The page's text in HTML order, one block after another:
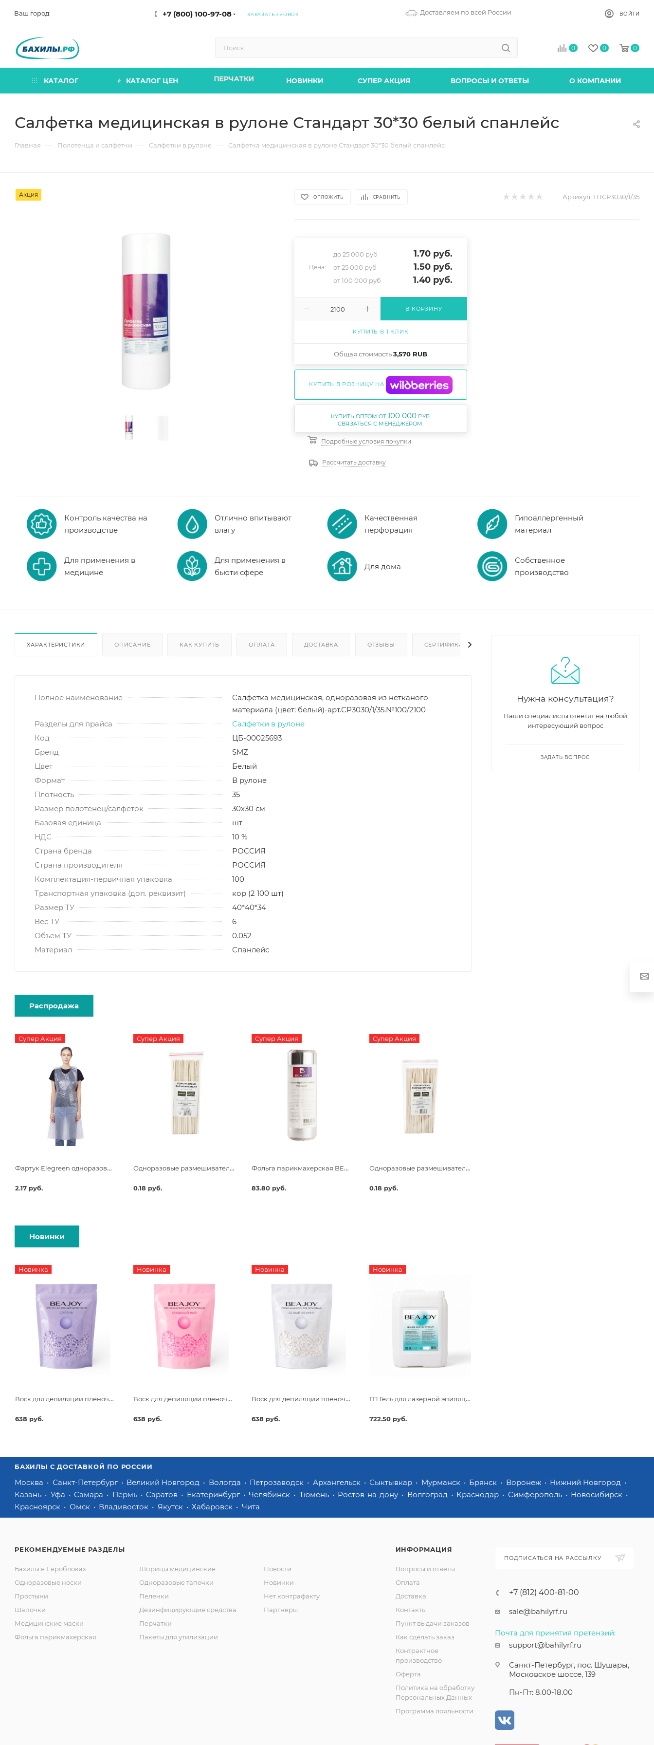
Ваш город: +7 (800) 100-97-08 ЗАКАЗАТЬ ЗВОНОК Доставляем по всей России ВОЙТИ
0 0 0
КАТАЛОГ КАТАЛОГ ЦЕН ПЕРЧАТКИ НОВИНКИ СУПЕР АКЦИЯ ВОПРОСЫ И ОТВЕТЫ О КОМПАНИИ
Салфетка медицинская в рулоне Стандарт 30*30 белый спанлейс
Главная — Полотенца и салфетки — Салфетки в рулоне — Салфетка медицинская в рулоне Стандарт 30*30 белый спанлейс
Акция ОТЛОЖИТЬ СРАВНИТЬ Артикул: ГПСР3030/1/35
Цена:
до 25 000 руб 1.70руб.
от 25 000 руб 1.50руб.
от 100 000 руб 1.40руб.
В КОРЗИНУ
КУПИТЬ В 1 КЛИК
Общая стоимость3,570 RUB
КУПИТЬ В РОЗНИЦУ НА
КУПИТЬ ОПТОМ ОТ 100 000 РУБ.
Подробные условия покупки
Рассчитать доставку
Контроль качества на
производстве
Отлично впитывают
влагу
Качественная
перфорация
Гипоаллергенный
материал
Для применения в
медицине
Для применения в
бьюти сфере
Для дома
Собственное
производство
ХАРАКТЕРИСТИКИ ОПИСАНИЕ КАК КУПИТЬ ОПЛАТА ДОСТАВКА ОТЗЫВЫ СЕРТИФИКАТЫ
Полное наименование
Салфетка медицинская, одноразовая из нетканого
материала (цвет: белый)-арт.СР3030/1/35.№100/2100
Разделы для прайса
Салфетки в рулоне
Код
ЦБ-00025693
Бренд
SMZ
Цвет
Белый
Формат
В рулоне
Плотность
35
Размер полотенец/салфеток
30х30 см
Базовая единица
шт
НДС
10 %
Страна бренда
РОССИЯ
Страна производителя
РОССИЯ
Комплектация-первичная упаковка
100
Транспортная упаковка (доп. реквизит)
кор (2 100 шт)
Размер ТУ
40*40*34
Вес ТУ
6
Объем ТУ
0.052
Материал
Спанлейс
Распродажа
Супер Акция
Фартук Elegreen одноразовый белый Премиум 68х120 п/э
2.17 руб.
Супер Акция
Одноразовые размешиватели для чая и кофе, 190х6х1,3
0.18 руб.
Супер Акция
Фольга парикмахерская BEAJOY Premium 18 мкм 25 м
83.80 руб.
Супер Акция
Одноразовые размешиватели для чая и кофе, 190х6х1,3
0.18 руб.
Новинки
Новинка
Воск для депиляции пленочный Beajoy Сирень 750гр
638 руб.
Новинка
Воск для депиляции пленочный Beajoy Розовый Рай 750гр
638 руб.
Новинка
Воск для депиляции пленочный Beajoy Белый Жемчуг 750гр
638 руб.
Новинка
ГП Гель для лазерной эпиляции Beajoy средней вязкости 5 кг
722.50 руб.
Нужна консультация?
Наши специалисты ответят на любой
интересующий вопрос
ЗАДАТЬ ВОПРОС
БАХИЛЫ С ДОСТАВКОЙ ПО РОССИИ
Москва Санкт-Петербург Великий Новгород Вологда Петрозаводск Архангельск Сыктывкар Мурманск Брянск Воронеж
Нижний Новгород
Казань
Уфа Самара Пермь Саратов Екатеринбург Челябинск Тюмень Ростов-на-дону Волгоград Краснодар Симферополь
Новосибирск
Красноярск
Омск Владивосток Якутск Хабаровск Чита
РЕКОМЕНДУЕМЫЕ РАЗДЕЛЫ
Бахилы в Евроблоках
Одноразовые носки
Простыни
Шапочки
Медицинские маски
Фольга парикмахерская
Шприцы медицинские
Одноразовые тапочки
Пеленки
Дезинфицирующие средства
Перчатки
Пакеты для утилизации
Новости
Новинки
Нет контрафакту
Партнеры
ИНФОРМАЦИЯ
Вопросы и ответы
Оплата
Доставка
Контакты
Пункт выдачи заказов
Как сделать заказ
Контрактное
производство
Оферта
Политика на обработку
Персональных Данных
Программа лояльности
ПОДПИСАТЬСЯ НА РАССЫЛКУ
+7 (812) 400-81-00
sale@bahilyrf.ru
Почта для принятия претензий:
support@bahilyrf.ru
Санкт-Петербург, пос. Шушары,
Московское шоссе, 139
Пн-Пт: 8.00-18.00